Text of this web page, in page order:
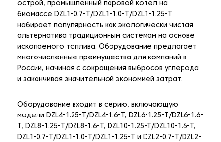
острой, промышленный паровой котел на
биомассе DZL1-0.7-T/DZL1-1.0-T/DZL1-1.25-T
набирает популярность как экологически чистая
альтернатива традиционным системам на основе
ископаемого топлива. Оборудование предлагает
многочисленные преимущества для компаний в
России, начиная с сокращения выбросов углерода
и заканчивая значительной экономией затрат.
Оборудование входит в серию, включающую
модели DZL4-1.25-T/DZL4-1.6-T, DZL6-1.25-T/DZL6-1.6-
T, DZL8-1.25-T/DZL8-1.6-T, DZL10-1.25-T/DZL10-1.6-T,
DZL1-0.7-T/DZL1-1.0-T/DZL1-1.25-T и DZL2-0.7-T/DZL2-